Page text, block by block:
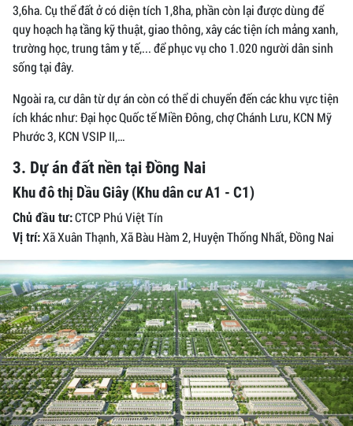
3,6ha. Cụ thể đất ở có diện tích 1,8ha, phần còn lại được dùng để
quy hoạch hạ tầng kỹ thuật, giao thông, xây các tiện ích mảng xanh,
trường học, trung tâm y tế,... để phục vụ cho 1.020 người dân sinh
sống tại đây.
Ngoài ra, cư dân từ dự án còn có thể di chuyển đến các khu vực tiện
ích khác như: Đại học Quốc tế Miền Đông, chợ Chánh Lưu, KCN Mỹ
Phước 3, KCN VSIP II,…
3. Dự án đất nền tại Đồng Nai
Khu đô thị Dầu Giây (Khu dân cư A1 - C1)
Chủ đầu tư:CTCP Phú Việt Tín
Vị trí:Xã Xuân Thạnh, Xã Bàu Hàm 2, Huyện Thống Nhất, Đồng Nai